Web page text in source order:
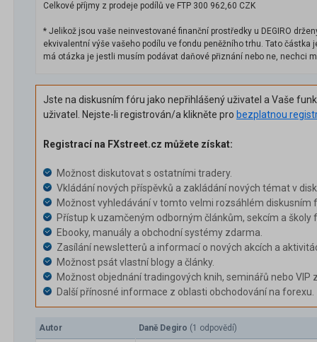
Celkové příjmy z prodeje podílů ve FTP 300 962,60 CZK
* Jelikož jsou vaše neinvestované finanční prostředky u DEGIRO
ekvivalentní výše vašeho podílu ve fondu peněžního trhu. Tato částka
má otázka je jestli musím podávat daňové přiznání nebo ne, nechci
Jste na diskusním fóru jako nepřihlášený uživatel a Vaše
uživatel. Nejste-li registrován/a klikněte pro bezplatnou
Registrací na FXstreet.cz můžete získat:
Možnost diskutovat s ostatními tradery.
Vkládání nových příspěvků a zakládání nových témat v
Možnost vyhledávání v tomto velmi rozsáhlém diskusním
Přístup k uzamčeným odborným článkům, sekcím a školy
Ebooky, manuály a obchodní systémy zdarma.
Zasílání newsletterů a informací o nových akcích a
Možnost psát vlastní blogy a články.
Možnost objednání tradingových knih, seminářů nebo VIP
Další přínosné informace z oblasti obchodování na forexu.
Autor Daně Degiro (1 odpovědí)